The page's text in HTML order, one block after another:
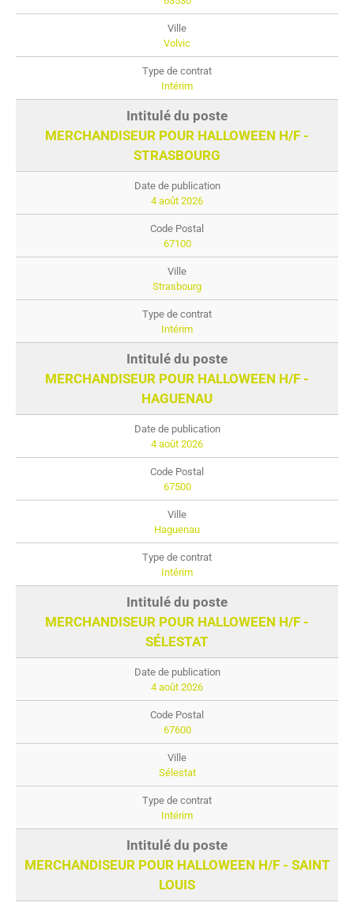
Volvic
Intérim
MERCHANDISEUR POUR HALLOWEEN H/F -
STRASBOURG
4 août 2026
67100
Strasbourg
Intérim
MERCHANDISEUR POUR HALLOWEEN H/F -
HAGUENAU
4 août 2026
67500
Haguenau
Intérim
MERCHANDISEUR POUR HALLOWEEN H/F -
SÉLESTAT
4 août 2026
67600
Sélestat
Intérim
MERCHANDISEUR POUR HALLOWEEN H/F - SAINT
LOUIS